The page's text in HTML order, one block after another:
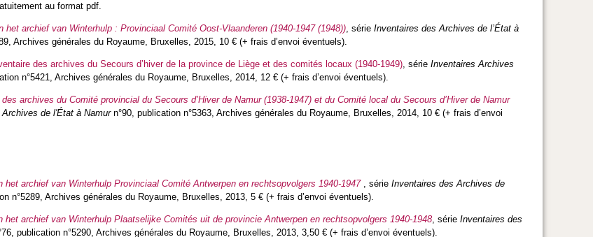
au format pdf.
het archief van Winterhulp : Provinciaal Comité Oost-Vlaanderen (1940-1947 (1948)) , série Inventaires des Archives de l’État à
Archives générales du Royaume, Bruxelles, 2015, 10 € (+ frais d’envoi éventuels).
des archives du Secours d’hiver de la province de Liège et des comités locaux (1940-1949) série Inventaires Archives
n°5421, Archives générales du Royaume, Bruxelles, 2014, 12 € (+ frais d’envoi éventuels).
archives du Comité provincial du Secours d’Hiver de Namur (1938-1947) et du Comité local du Secours d’Hiver de Namur
de l'État à Namur n°90, publication n°5363, Archives générales du Royaume, Bruxelles, 2014, 10 € (+ frais d’envoi
het archief van Winterhulp Provinciaal Comité Antwerpen en rechtsopvolgers 1940-1947, série Inventaires des Archives de
n°5289, Archives générales du Royaume, Bruxelles, 2013, 5 € (+ frais d’envoi éventuels).
het archief van Winterhulp Plaatselijke Comités uit de provincie Antwerpen en rechtsopvolgers 1940-1948 , série Inventaires des
publication n°5290, Archives générales du Royaume, Bruxelles, 2013, 3,50 € (+ frais d’envoi éventuels).